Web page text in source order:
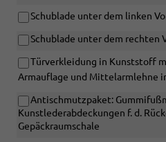
Schublade unter dem linken
Schublade unter dem rechten
Türverkleidung in Kunststoff
Armauflage und Mittelarmlehne
Antischmutzpaket:
Kunstlederabdeckungen f. d.
Gepäckraumschale